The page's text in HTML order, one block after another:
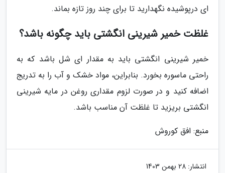
ای درپوشیده نگهدارید تا برای چند روز تازه بماند.
غلظت خمیر شیرینی انگشتی باید چگونه باشد؟
خمیر شیرینی انگشتی باید به مقدار ای شل باشد که به
راحتی ماسوره بخورد. بنابراین، مواد خشک و آب را به تدریج
اضافه کنید و در صورت لزوم مقداری روغن در مایه شیرینی
انگشتی بریزید تا غلظت آن مناسب باشد.
منبع: افق کوروش
انتشار: 28 بهمن 1403